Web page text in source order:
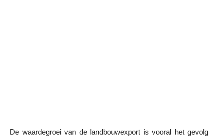
De waardegroei van de landbouwexport is vooral het gevolg